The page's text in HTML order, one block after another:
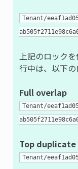
Tenant/
上記のロック
行中は、以下の
Full overlap
Tenant/
Top duplicate
Tenant/